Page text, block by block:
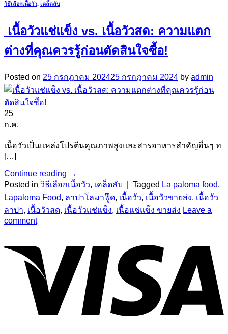
วิธีเลือกเนื้อวัว, เคล็ดลับ
เนื้อวัวแช่แข็ง vs. เนื้อวัวสด: ความแตก
ต่างที่คุณควรรู้ก่อนตัดสินใจซื้อ!
Posted on 25 กรกฎาคม 202425 กรกฎาคม 2024 by admin
25
ก.ค.
เนื้อวัวเป็นแหล่งโปรตีนคุณภาพสูงและสารอาหารสำคัญอื่นๆ ท
[…]
Continue reading →
Posted in วิธีเลือกเนื้อวัว, เคล็ดลับ Tagged La paloma food,
Lapaloma Food, ลาปาโลมาฟู๊ด, เนื้อวัว, เนื้อวัวขายส่ง, เนื้อวัว
ลาปา, เนื้อวัวสด, เนื้อวัวแช่แข็ง, เนื้อแช่แข็ง ขายส่ง Leave a
comment